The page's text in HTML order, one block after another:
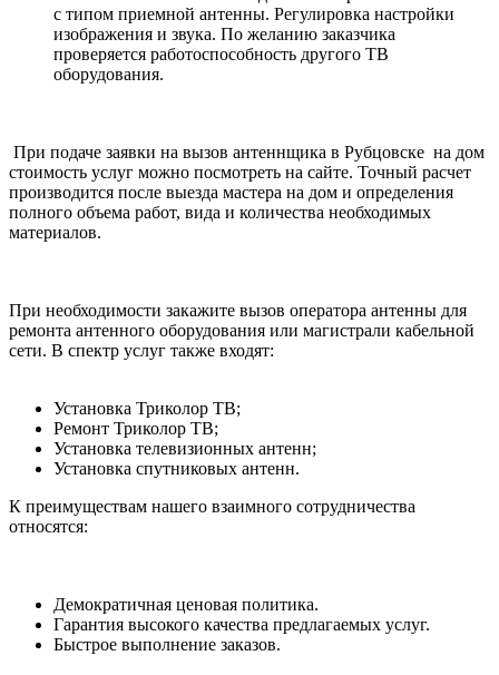
с типом приемной антенны. Регулировка настройки
изображения и звука. По желанию заказчика
проверяется работоспособность другого ТВ
оборудования.
При подаче заявки на вызов антеннщика в Рубцовске на дом
стоимость услуг можно посмотреть на сайте. Точный расчет
производится после выезда мастера на дом и определения
полного объема работ, вида и количества необходимых
материалов.
При необходимости закажите вызов оператора антенны для
ремонта антенного оборудования или магистрали кабельной
сети. В спектр услуг также входят:
Установка Триколор ТВ;
Ремонт Триколор ТВ;
Установка телевизионных антенн;
Установка спутниковых антенн.
К преимуществам нашего взаимного сотрудничества
относятся:
Демократичная ценовая политика.
Гарантия высокого качества предлагаемых услуг.
Быстрое выполнение заказов.